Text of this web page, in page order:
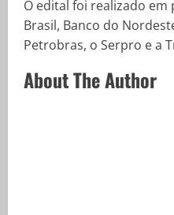
O edital foi realizado em
Brasil, Banco do
Petrobras, o Serpro e a
About The Author